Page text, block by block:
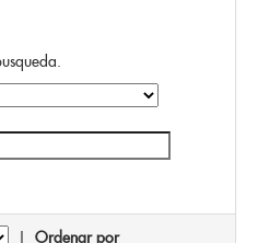
| Ordenar por